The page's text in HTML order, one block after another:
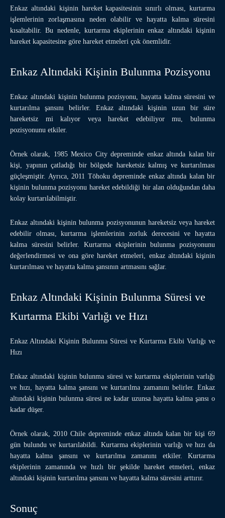
Enkaz altındaki kişinin hareket kapasitesinin sınırlı olması, kurtarma
işlemlerinin zorlaşmasına neden olabilir ve hayatta kalma süresini
kısaltabilir. Bu nedenle, kurtarma ekiplerinin enkaz altındaki kişinin
hareket kapasitesine göre hareket etmeleri çok önemlidir.
Enkaz Altındaki Kişinin Bulunma Pozisyonu
Enkaz altındaki kişinin bulunma pozisyonu, hayatta kalma süresini ve
kurtarılma şansını belirler. Enkaz altındaki kişinin uzun bir süre
hareketsiz mi kalıyor veya hareket edebiliyor mu, bulunma
pozisyonunu etkiler.
Örnek olarak, 1985 Mexico City depreminde enkaz altında kalan bir
kişi, yapının çatladığı bir bölgede hareketsiz kalmış ve kurtarılması
güçleşmiştir. Ayrıca, 2011 Tōhoku depreminde enkaz altında kalan bir
kişinin bulunma pozisyonu hareket edebildiği bir alan olduğundan daha
kolay kurtarılabilmiştir.
Enkaz altındaki kişinin bulunma pozisyonunun hareketsiz veya hareket
edebilir olması, kurtarma işlemlerinin zorluk derecesini ve hayatta
kalma süresini belirler. Kurtarma ekiplerinin bulunma pozisyonunu
değerlendirmesi ve ona göre hareket etmeleri, enkaz altındaki kişinin
kurtarılması ve hayatta kalma şansının artmasını sağlar.
Enkaz Altındaki Kişinin Bulunma Süresi ve
Kurtarma Ekibi Varlığı ve Hızı
Enkaz Altındaki Kişinin Bulunma Süresi ve Kurtarma Ekibi Varlığı ve
Hızı
Enkaz altındaki kişinin bulunma süresi ve kurtarma ekiplerinin varlığı
ve hızı, hayatta kalma şansını ve kurtarılma zamanını belirler. Enkaz
altındaki kişinin bulunma süresi ne kadar uzunsa hayatta kalma şansı o
kadar düşer.
Örnek olarak, 2010 Chile depreminde enkaz altında kalan bir kişi 69
gün bulundu ve kurtarılabildi. Kurtarma ekiplerinin varlığı ve hızı da
hayatta kalma şansını ve kurtarılma zamanını etkiler. Kurtarma
ekiplerinin zamanında ve hızlı bir şekilde hareket etmeleri, enkaz
altındaki kişinin kurtarılma şansını ve hayatta kalma süresini arttırır.
Sonuç